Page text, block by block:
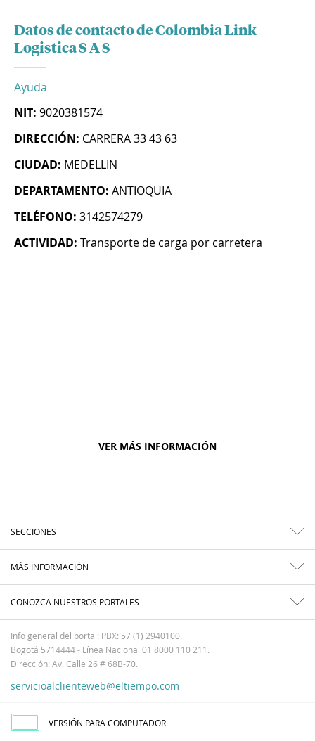
Datos de contacto de Colombia Link
Logistica S A S
Ayuda
NIT: 9020381574
DIRECCIÓN: CARRERA 33 43 63
CIUDAD: MEDELLIN
DEPARTAMENTO: ANTIOQUIA
TELÉFONO: 3142574279
ACTIVIDAD: Transporte de carga por carretera
VER MÁS INFORMACIÓN
SECCIONES
MÁS INFORMACIÓN
CONOZCA NUESTROS PORTALES
Info general del portal: PBX: 57 (1) 2940100.
Bogotá 5714444 - Línea Nacional 01 8000 110 211.
Dirección: Av. Calle 26 # 68B-70.
servicioalclienteweb@eltiempo.com
VERSIÓN PARA COMPUTADOR